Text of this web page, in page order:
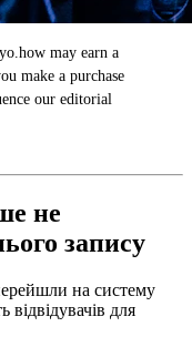
may earn a
make a purchase
our editorial
не
запису
на систему
для